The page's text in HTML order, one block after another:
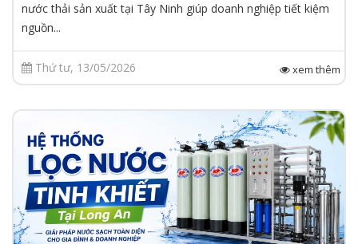
nước thải sản xuất tại Tây Ninh giúp doanh nghiệp tiết kiệm
nguồn...
Thứ tư, 13/05/2026 xem thêm